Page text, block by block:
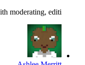
moderating, editi...